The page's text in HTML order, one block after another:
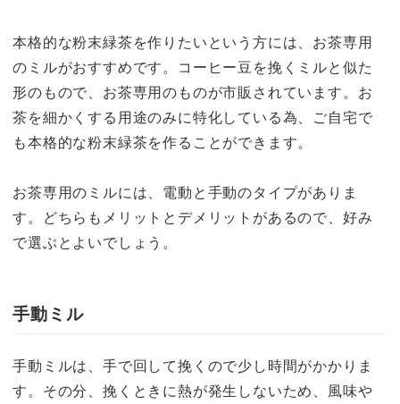
本格的な粉末緑茶を作りたいという方には、お茶専用
のミルがおすすめです。コーヒー豆を挽くミルと似た
形のもので、お茶専用のものが市販されています。お
茶を細かくする用途のみに特化している為、ご自宅で
も本格的な粉末緑茶を作ることができます。
お茶専用のミルには、電動と手動のタイプがありま
す。どちらもメリットとデメリットがあるので、好み
で選ぶとよいでしょう。
手動ミル
手動ミルは、手で回して挽くので少し時間がかかりま
す。その分、挽くときに熱が発生しないため、風味や